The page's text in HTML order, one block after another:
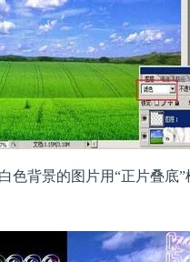
色背景的图片用“正片叠底